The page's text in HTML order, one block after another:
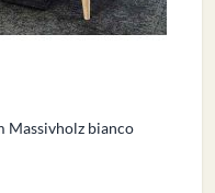
Massivholz bianco